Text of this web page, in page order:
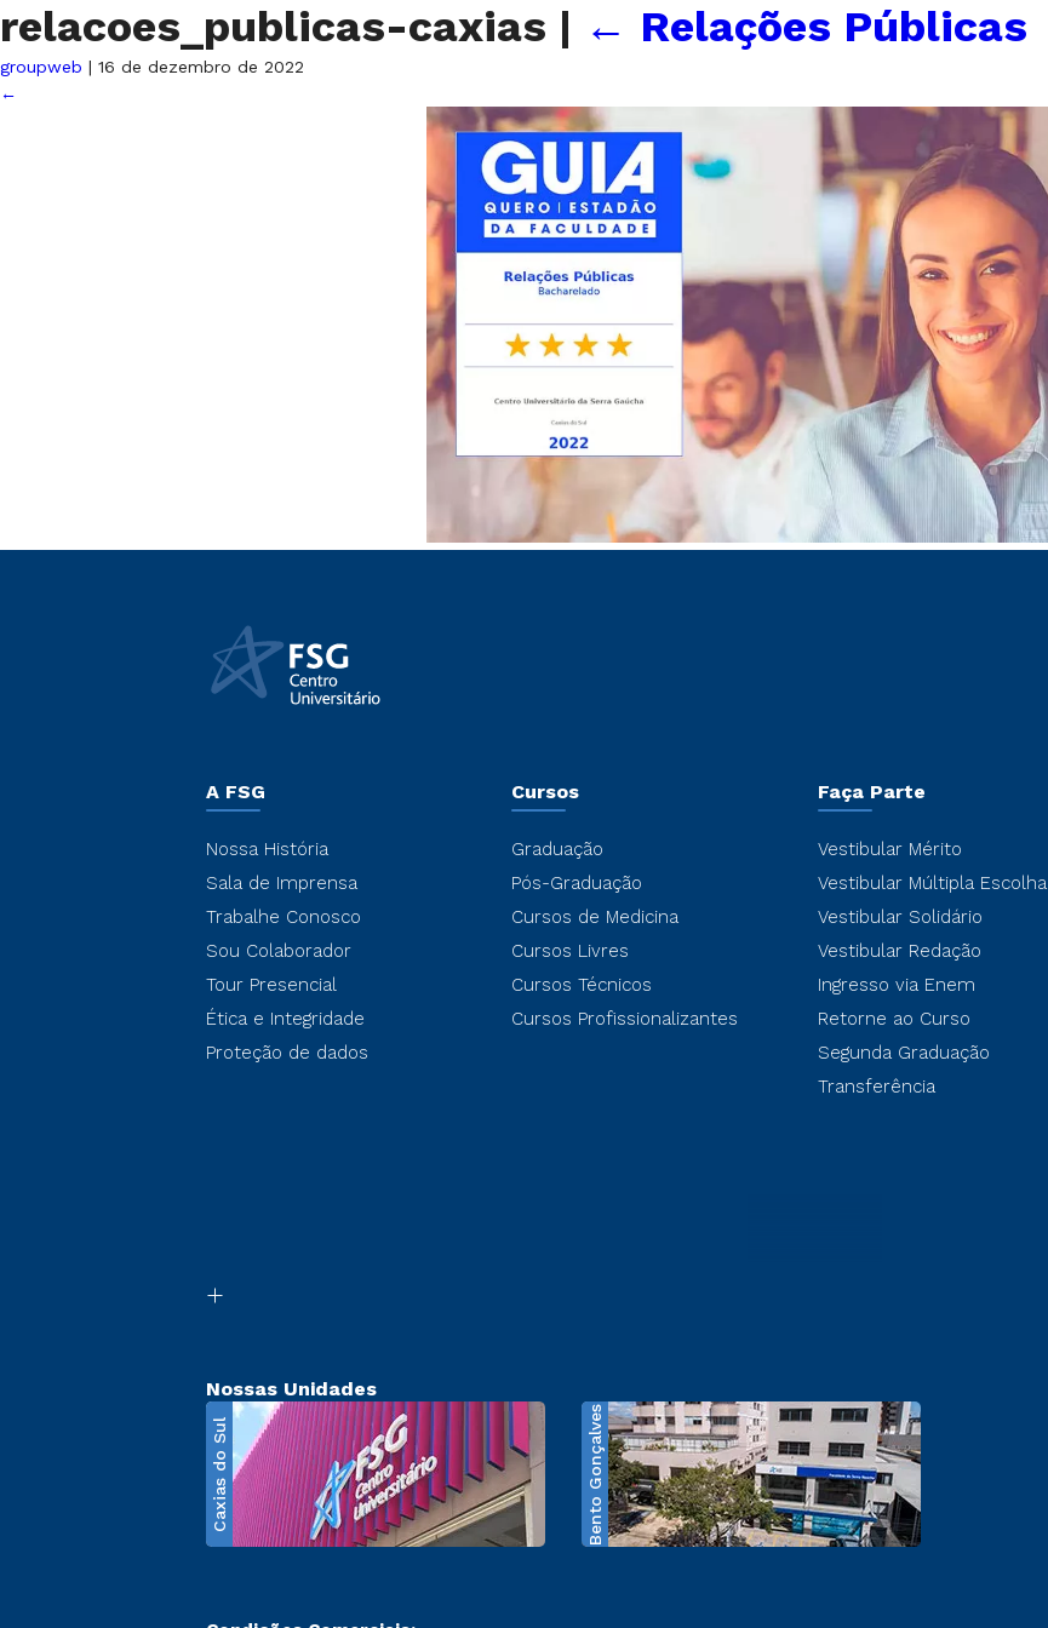
relacoes_publicas-caxias | ← Relações Públicas
groupweb | 16 de dezembro de 2022
←
A FSG
Nossa História
Sala de Imprensa
Trabalhe Conosco
Sou Colaborador
Tour Presencial
Ética e Integridade
Proteção de dados
Cursos
Graduação
Pós-Graduação
Cursos de Medicina
Cursos Livres
Cursos Técnicos
Cursos Profissionalizantes
Faça Parte
Vestibular Mérito
Vestibular Múltipla Escolha
Vestibular Solidário
Vestibular Redação
Ingresso via Enem
Retorne ao Curso
Segunda Graduação
Transferência
Nossas Unidades
Caxias do Sul Bento Gonçalves